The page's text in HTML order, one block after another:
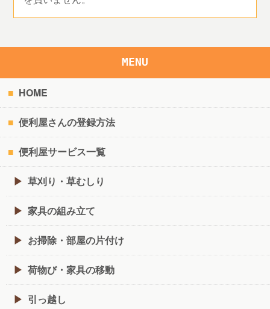
MENU
HOME
便利屋さんの登録方法
便利屋サービス一覧
草刈り・草むしり
家具の組み立て
お掃除・部屋の片付け
荷物び・家具の移動
引っ越し